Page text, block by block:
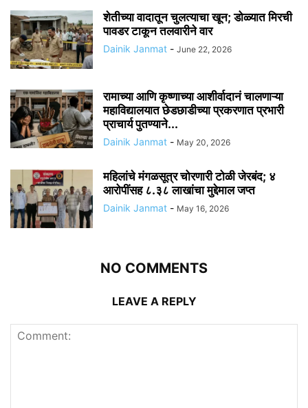
शेतीच्या वादातून चुलत्याचा खून; डोळ्यात मिरची
पावडर टाकून तलवारीने वार
Dainik Janmat - June 22, 2026
रामाच्या आणि कृष्णाच्या आशीर्वादानं चालणाऱ्या
महाविद्यालयात छेडछाडीच्या प्रकरणात प्रभारी
प्राचार्य पुतण्याने...
Dainik Janmat - May 20, 2026
महिलांचे मंगळसूत्र चोरणारी टोळी जेरबंद; ४
आरोपींसह ८.३८ लाखांचा मुद्देमाल जप्त
Dainik Janmat - May 16, 2026
NO COMMENTS
LEAVE A REPLY